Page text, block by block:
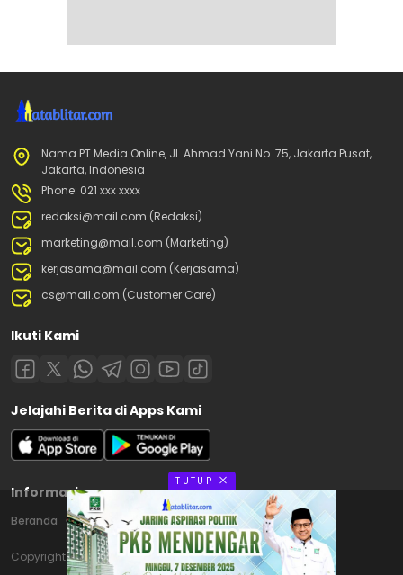
Nama PT Media Online, Jl. Ahmad Yani No. 75, Jakarta Pusat,
Jakarta, Indonesia
Phone: 021 xxx xxxx
redaksi@mail.com (Redaksi)
marketing@mail.com (Marketing)
kerjasama@mail.com (Kerjasama)
cs@mail.com (Customer Care)
Ikuti Kami
Jelajahi Berita di Apps Kami
Informasi
Beranda Contact Disclaimer Privacy Policy
Copyright © 2025 Matablitar.com. All rights reserved.
TUTUP